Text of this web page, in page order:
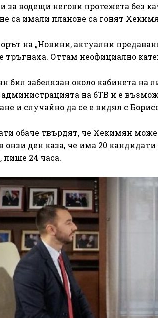
за водещи негови протежета без
са имали планове са гонят
на „Новини, актуални
тръгнаха. Оттам неофициално
бил забелязан около кабинета на
администрацията на бТВ и е
и случайно да се е видял с
обаче твърдят, че Хекимян
онзи ден каза, че има 20
пише 24 часа.